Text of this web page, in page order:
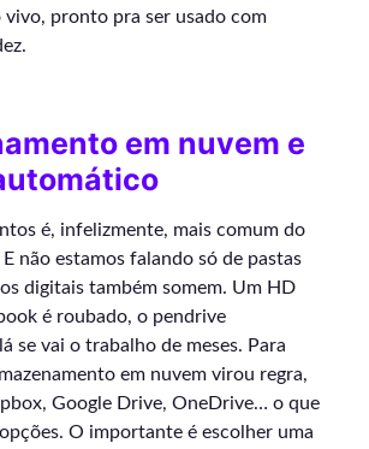
pronto pra ser usado com
em nuvem e
é, infelizmente, mais comum do
não estamos falando só de pastas
digitais também somem. Um HD
é roubado, o pendrive
se vai o trabalho de meses. Para
em nuvem virou regra,
Google Drive, OneDrive… o que
O importante é escolher uma